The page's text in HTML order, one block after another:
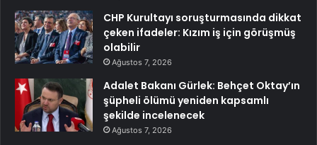
CHP Kurultayı soruşturmasında dikkat
çeken ifadeler: Kızım iş için görüşmüş
olabilir
Ağustos 7, 2026
Adalet Bakanı Gürlek: Behçet Oktay’ın
şüpheli ölümü yeniden kapsamlı
şekilde incelenecek
Ağustos 7, 2026